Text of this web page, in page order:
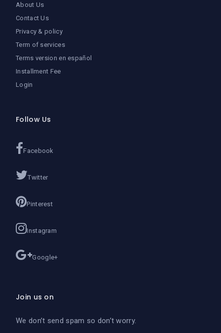
About Us
Contact Us
Privacy & policy
Term of services
Terms version en español
Installment Fee
Login
Follow Us
Facebook
Twitter
Pinterest
Instagram
Google+
Join us on
We don’t send spam so don’t worry.